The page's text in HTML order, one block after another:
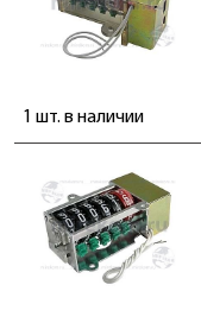
1 шт. в наличии